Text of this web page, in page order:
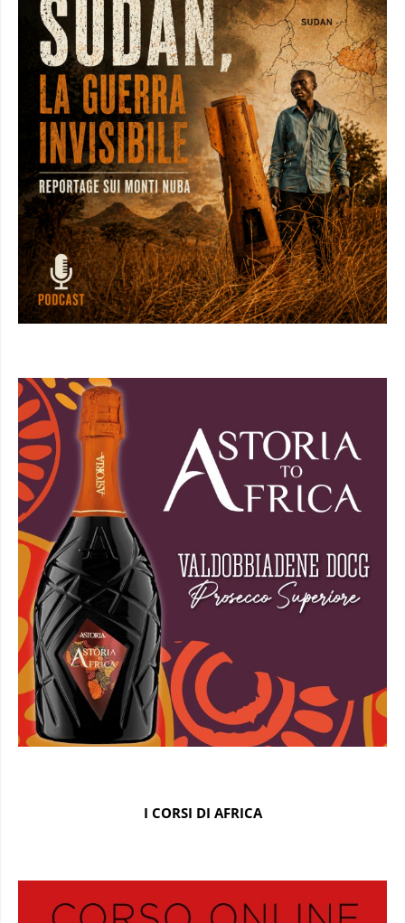
I CORSI DI AFRICA